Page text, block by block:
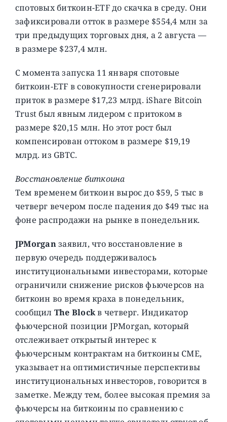
спотовых биткоин-ETF до скачка в среду. Они
зафиксировали отток в размере $554,4 млн за
три предыдущих торговых дня, а 2 августа —
в размере $237,4 млн.
С момента запуска 11 января спотовые
биткоин-ETF в совокупности сгенерировали
приток в размере $17,23 млрд. iShare Bitcoin
Trust был явным лидером с притоком в
размере $20,15 млн. Но этот рост был
компенсирован оттоком в размере $19,19
млрд. из GBTC.
Восстановление биткоина
Тем временем биткоин вырос до $59, 5 тыс в
четверг вечером после падения до $49 тыс на
фоне распродажи на рынке в понедельник.
JPMorganзаявил, что восстановление в
первую очередь поддерживалось
институциональными инвесторами, которые
ограничили снижение рисков фьючерсов на
биткоин во время краха в понедельник,
сообщил The Blockв четверг. Индикатор
фьючерсной позиции JPMorgan, который
отслеживает открытый интерес к
фьючерсным контрактам на биткоины CME,
указывает на оптимистичные перспективы
институциональных инвесторов, говорится в
заметке. Между тем, более высокая премия за
фьючерсы на биткоины по сравнению с